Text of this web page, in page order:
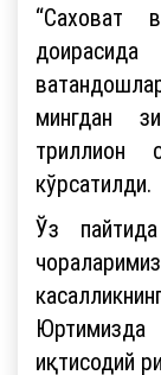
“Саховат
мингдан
триллион
кўрсатилди.
Ўз
иқтисодий